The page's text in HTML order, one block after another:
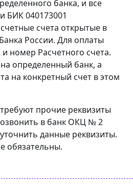
банка, и все
БИК 040173001
счета открытые в
России. Для оплаты
номер Расчетного счета.
определенный банк, а
на конкретный счет в этом
прочие реквизиты
в банк ОКЦ № 2
данные реквизиты.
обязательны.